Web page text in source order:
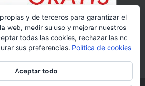
y de terceros para garantizar el
web, medir su uso y mejorar nuestros
todas las cookies, rechazar las no
sus preferencias. Política de cookies
Aceptar todo